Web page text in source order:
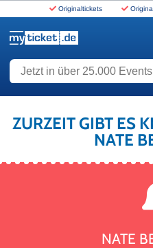
Originaltickets
Jetzt in über 25.000 Events
ZURZEIT GIBT ES
NATE
NATE